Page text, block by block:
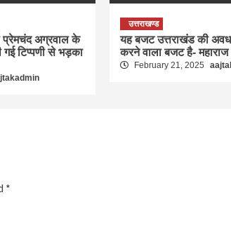
प्रेमचंद अग्रवाल के
गई टिप्पणी से भड़का
उत्तराखण्ड
यह बजट उत्तराखंड की
करने वाला बजट है- महाराज
February 21, 2025
*